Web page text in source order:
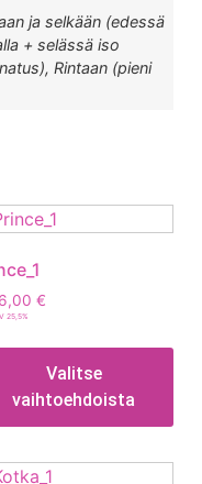
ja selkään (edessä
+ selässä iso
Rintaan (pieni
6,00 €
25,5%
Valitse
vaihtoehdoista